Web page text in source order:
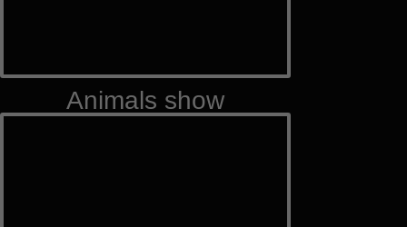
Animals show